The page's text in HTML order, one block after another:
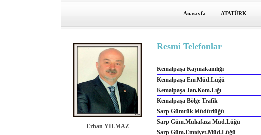
Anasayfa ATATÜRK
Erhan YILMAZ
Resmi Telefonlar
Kemalpaşa Kaymakamlığı
Kemalpaşa Em.Müd.Lüğü
Kemalpaşa Jan.Kom.Lığı
Kemalpaşa Bölge Trafik
Sarp Gümrük Müdürlüğü
Sarp Güm.Muhafaza Müd.Lüğü
Sarp Güm.Emniyet.Müd.Lüğü